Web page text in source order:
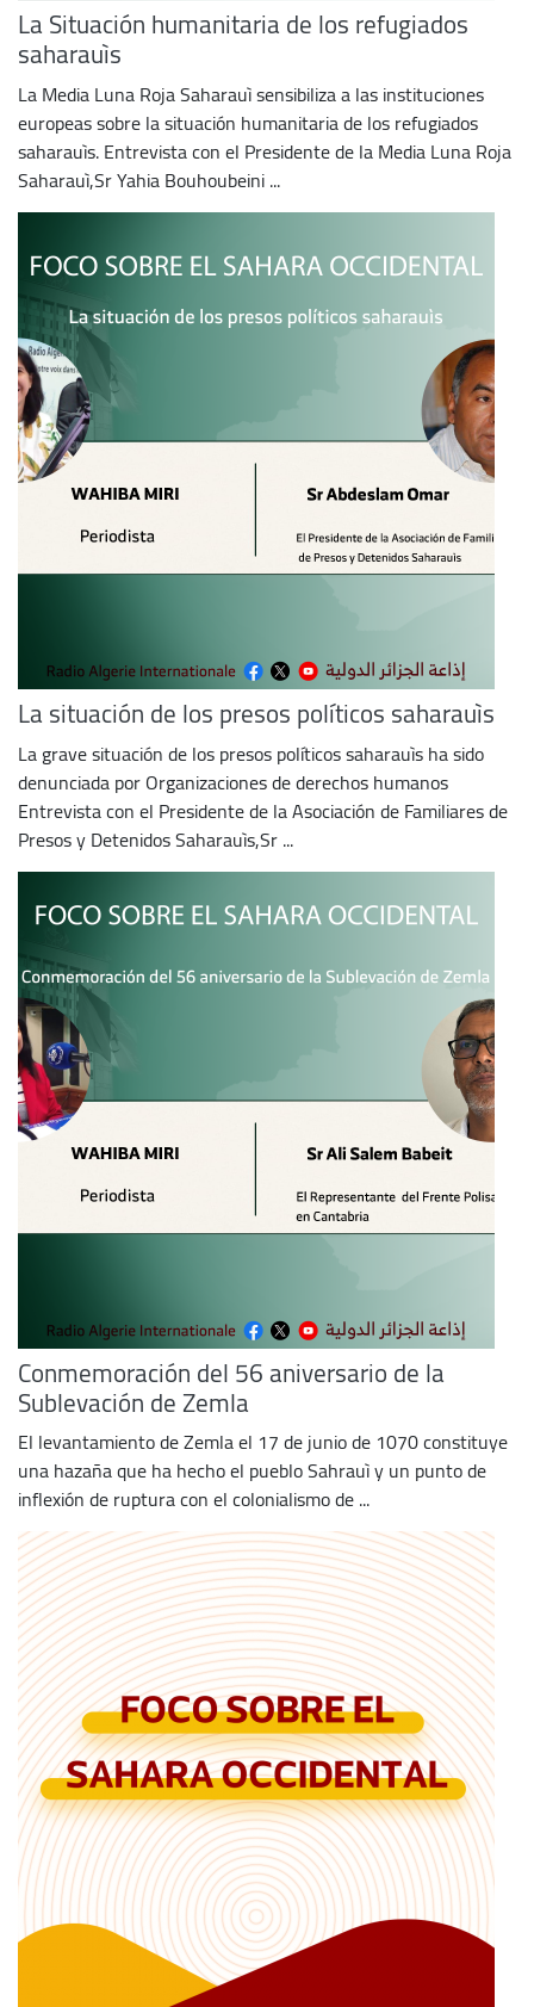
La Situación humanitaria de los refugiados
saharauìs
La Media Luna Roja Saharauì sensibiliza a las instituciones
europeas sobre la situación humanitaria de los refugiados
saharauìs. Entrevista con el Presidente de la Media Luna Roja
Saharauì,Sr Yahia Bouhoubeini ...
La situación de los presos políticos saharauìs
La grave situación de los presos políticos saharauìs ha sido
denunciada por Organizaciones de derechos humanos
Entrevista con el Presidente de la Asociación de Familiares de
Presos y Detenidos Saharauìs,Sr ...
Conmemoración del 56 aniversario de la
Sublevación de Zemla
El levantamiento de Zemla el 17 de junio de 1070 constituye
una hazaña que ha hecho el pueblo Sahrauì y un punto de
inflexión de ruptura con el colonialismo de ...